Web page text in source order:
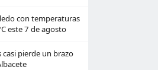
con temperaturas
este 7 de agosto
pierde un brazo